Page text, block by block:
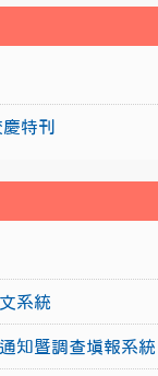
特刊
系統
知暨調查填報系統